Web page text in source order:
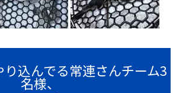
込んでる常連さんチーム3
名様、